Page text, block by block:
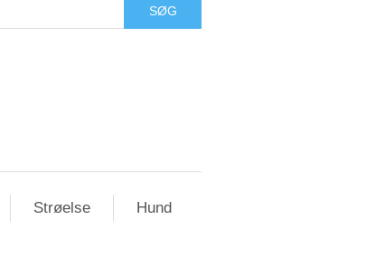
Strøelse
Hund